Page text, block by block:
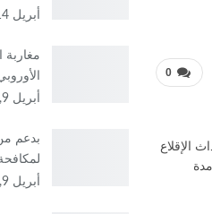
0
الإقلاع
أبريل 14, 2021
مغاربة
أبريل 9, 2021
بدعم
أبريل 9, 2021